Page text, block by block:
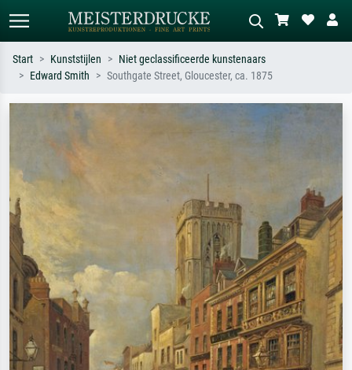
Hokusai-golf, naakt.
Start Kunststijlen
Niet geclassificeerde kunstenaars
Edward Smith
Southgate Street, Gloucester, ca. 1875